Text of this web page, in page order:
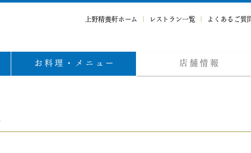
上野精養軒ホーム レストラン一覧 よくあるご質
お料理・メニュー 店舗情報